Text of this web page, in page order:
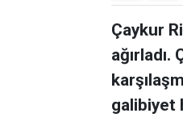
Çaykur
ağırladı.
galibiyet